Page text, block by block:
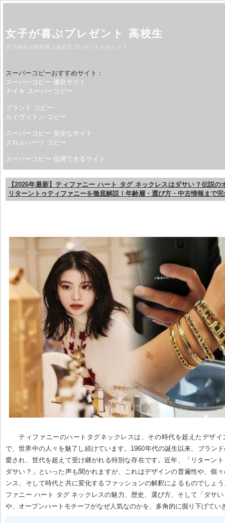
女子が喜ぶプレゼント 高校生
女子高生が絶対喜ぶ誕生日プレゼントをセレクト！
スーパーコピーおすすめサイト：
スーパーコピー 優良サイト
ナイキ スーパーコピー
ブランド コピー
ルイヴィトン コピー
スーパーコピー 安全なサイト
クロムハーツ コピー
スーパーコピー 信用できるサイト
【2026年最新】ティファニー ハート タグ ネックレスはダサい？伝説の
リターントゥティファニーを徹底解説！年齢層・選び方・中古情報まで
ティファニーのハートタグネックレスは、その時代を超えたデザイ
で、世界中の人々を魅了し続けています。1960年代の誕生以来、ブラン
愛され、世代を超えて受け継がれる特別な存在です。近年、「リターン
ダサい？」といった声も聞かれますが、これはデザインの普遍性や、個
ンス、そして時代と共に変化するファッションの解釈によるものでしょ
ファニー ハート タグ ネックレスの魅力、歴史、選び方、そして「ダサ
や、オープンハートモチーフがなぜ人気なのかを、多角的に掘り下げてい